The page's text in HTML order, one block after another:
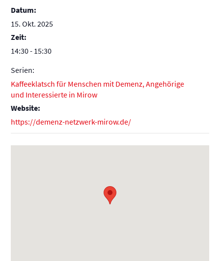
Datum:
15. Okt. 2025
Zeit:
14:30 - 15:30
Serien:
Kaffeeklatsch für Menschen mit Demenz, Angehörige
und Interessierte in Mirow
Website:
https://demenz-netzwerk-mirow.de/